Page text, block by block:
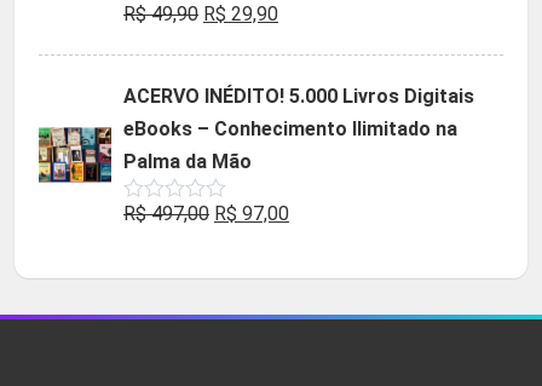
Avaliação
R$49,90 O
era:
R$ 49,90.
R$ 29,90O
é:
R$ 29,90.
ACERVO INÉDITO! 5.000 Livros Digitais
eBooks – Conhecimento Ilimitado na
Palma da Mão
Avaliação
5
R$497,00 O
original
era:
R$ 97,00O
atual
é: